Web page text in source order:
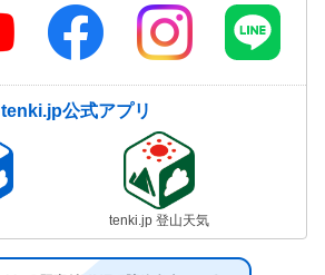
tenki.jp公式アプリ
tenki.jp 登山天気